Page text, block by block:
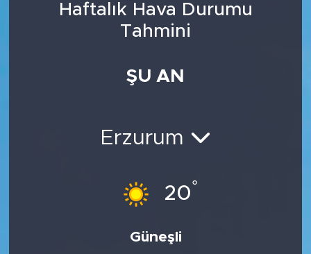
Haftalık Hava Durumu
Tahmini
ŞU AN
Erzurum
20°
Güneşli
Sağlık
Tüm Manşetler